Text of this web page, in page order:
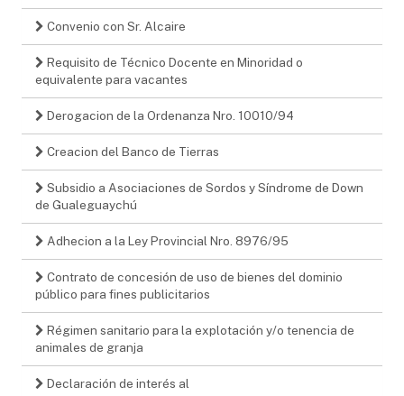
Convenio con Sr. Alcaire
Requisito de Técnico Docente en Minoridad o
equivalente para vacantes
Derogacion de la Ordenanza Nro. 10010/94
Creacion del Banco de Tierras
Subsidio a Asociaciones de Sordos y Síndrome de Down
de Gualeguaychú
Adhecion a la Ley Provincial Nro. 8976/95
Contrato de concesión de uso de bienes del dominio
público para fines publicitarios
Régimen sanitario para la explotación y/o tenencia de
animales de granja
Declaración de interés al